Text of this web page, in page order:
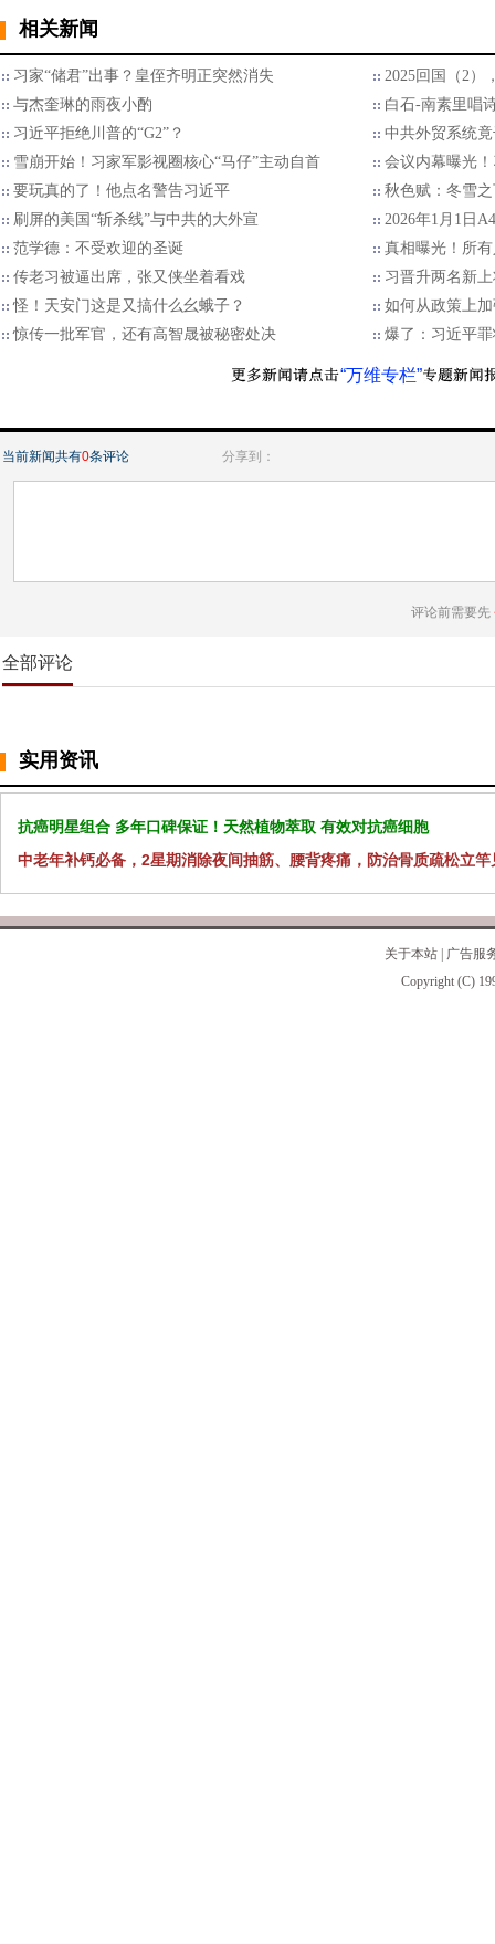
相关新闻
习家“储君”出事？皇侄齐明正突然消失
2025回国（2）
与杰奎琳的雨夜小酌
白石-南素里唱
习近平拒绝川普的“G2”？
中共外贸系统
雪崩开始！习家军影视圈核心“马仔”主动自首
会议内幕曝光
要玩真的了！他点名警告习近平
秋色赋：冬雪
刷屏的美国“斩杀线”与中共的大外宣
2026年1月1日
范学德：不受欢迎的圣诞
真相曝光！所
传老习被逼出席，张又侠坐着看戏
习晋升两名新
怪！天安门这是又搞什么幺蛾子？
如何从政策上
惊传一批军官，还有高智晟被秘密处决
爆了：习近平
“万维专栏”
当前新闻共有0条评论 分享到：
评论前需要先
全部评论
实用资讯
抗癌明星组合 多年口碑保证！天然植物萃取 有效对抗癌细胞
中老年补钙必备，2星期消除夜间抽筋、腰背疼痛，防治骨质疏松立竿
关于本站
广告服
Copyright (C)